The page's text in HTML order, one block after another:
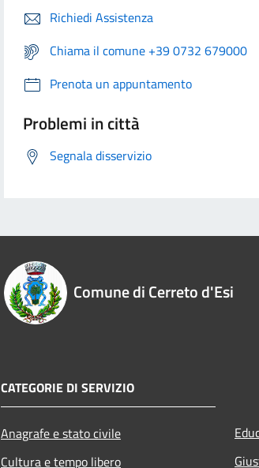
Richiedi Assistenza
Chiama il comune +39 0732 679000
Prenota un appuntamento
Problemi in città
Segnala disservizio
Comune di Cerreto d'Esi
CATEGORIE DI SERVIZIO
Anagrafe e stato civile
Cultura e tempo libero